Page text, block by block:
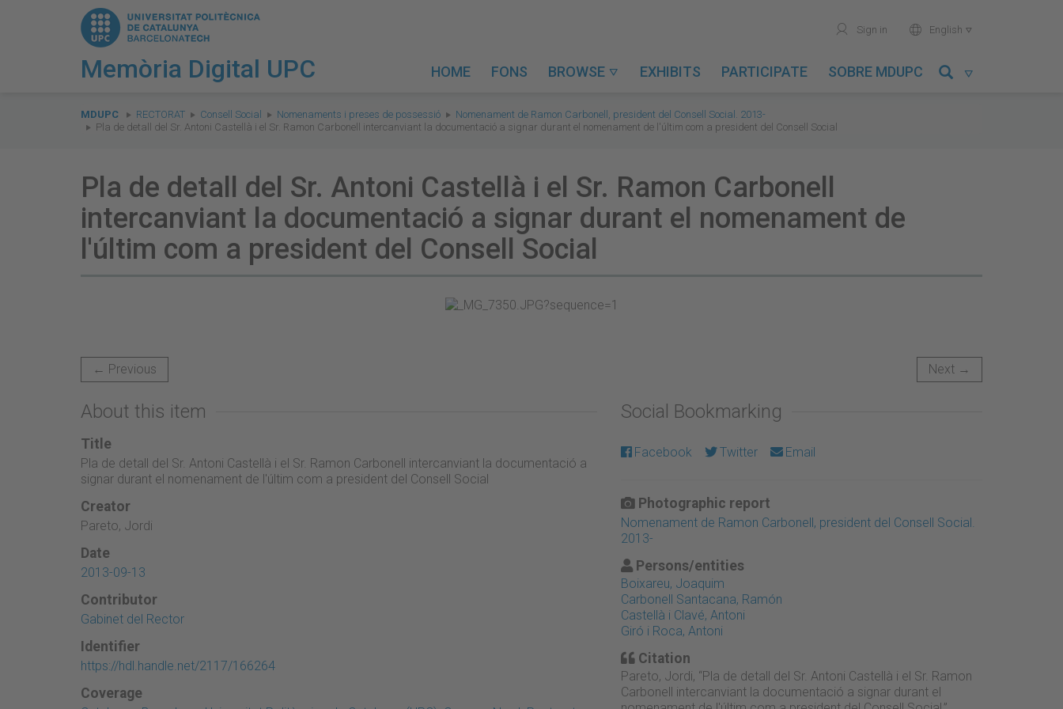
Memòria Digital UPC
user Sign in world English 
HOME FONS BROWSE  EXHIBITS PARTICIPATE SOBRE MDUPC 
are
here:
MDUPC RECTORAT Consell Social Nomenaments i preses de possessió
Nomenament de Ramon Carbonell, president del Consell Social. 2013-
Pla de detall del Sr. Antoni Castellà i el Sr. Ramon Carbonell intercanviant la documentació a signar durant el nomenament de l'últim com a president del Consell Social
Pla de detall del Sr. Antoni Castellà i el Sr. Ramon Carbonell
intercanviant la documentació a signar durant el nomenament de
l'últim com a president del Consell Social
← Previous Next →
About this item
Title
Pla de detall del Sr. Antoni Castellà i el Sr. Ramon Carbonell intercanviant la documentació a
signar durant el nomenament de l'últim com a president del Consell Social
Creator
Pareto, Jordi
Date
2013-09-13
Contributor
Gabinet del Rector
Identifier
https://hdl.handle.net/2117/166264
Coverage
Social Bookmarking
Facebook Twitter Email
Photographic report
Nomenament de Ramon Carbonell, president del Consell Social.
2013-
Persons/entities
Boixareu, Joaquim
Carbonell Santacana, Ramón
Castellà i Clavé, Antoni
Giró i Roca, Antoni
Citation
Pareto, Jordi, “Pla de detall del Sr. Antoni Castellà i el Sr. Ramon
Carbonell intercanviant la documentació a signar durant el